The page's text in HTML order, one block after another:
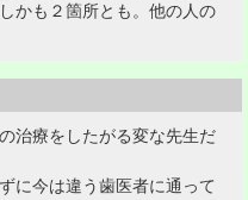
かも２箇所とも。他の人の
治療をしたがる変な先生だ
に今は違う歯医者に通って